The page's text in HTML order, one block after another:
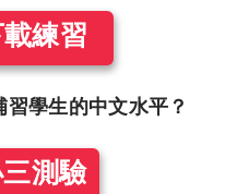
練習
學生的中文水平？
測驗